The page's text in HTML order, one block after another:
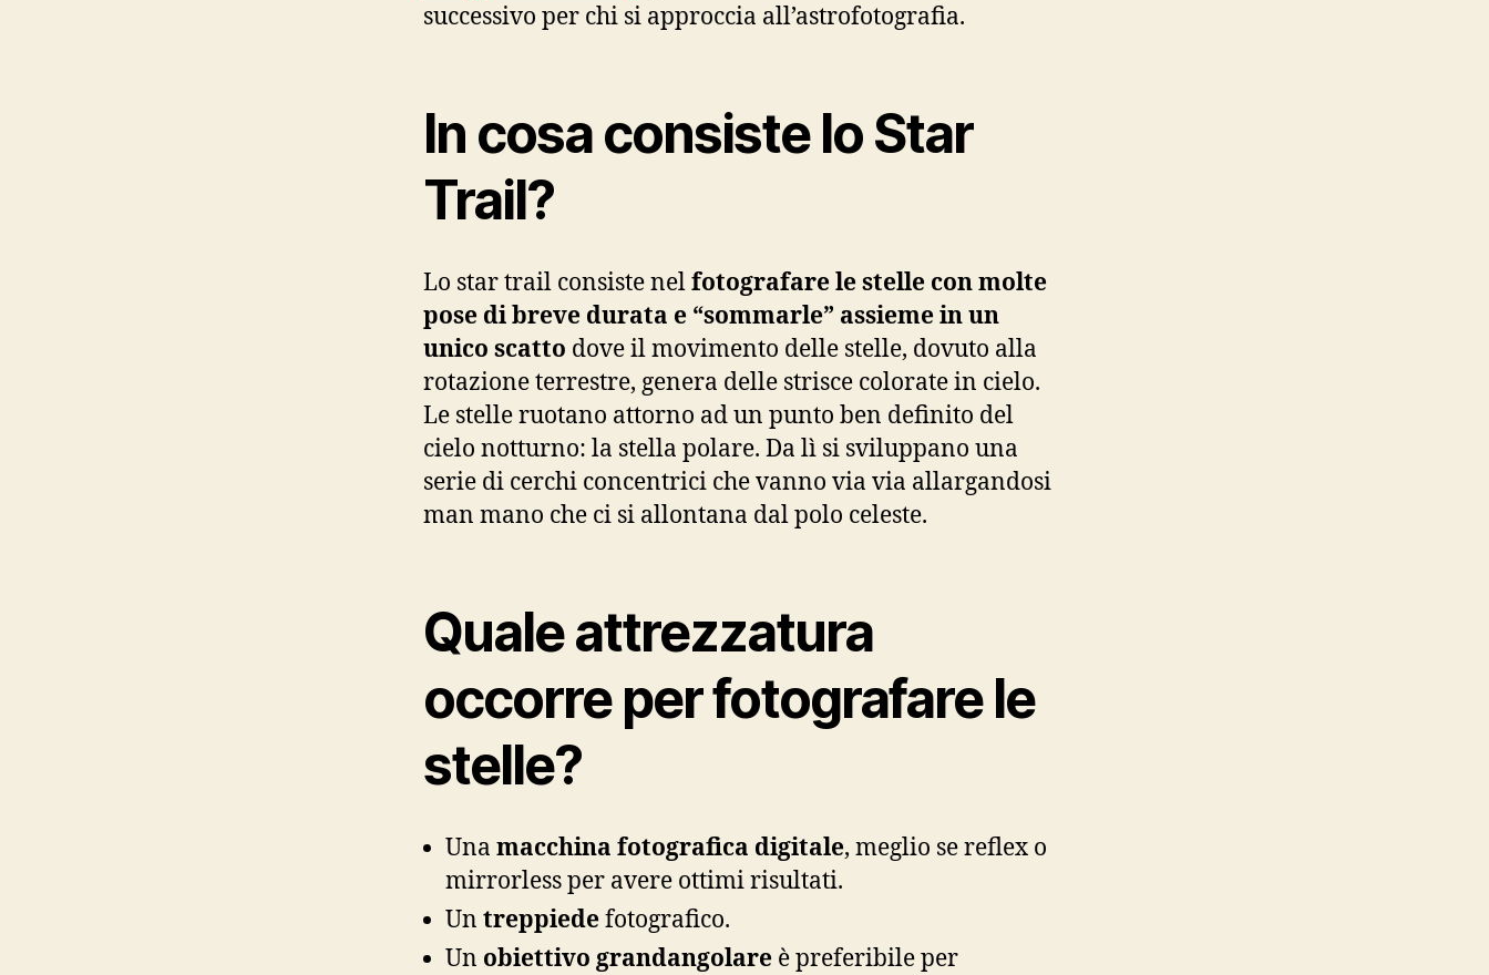
successivo per chi si approccia all’astrofotografia.
In cosa consiste lo Star
Trail?
Lo star trail consiste nelfotografare le stelle con molte
pose di breve durata e “sommarle” assieme in un
unico scatto dove il movimento delle stelle, dovuto alla
rotazione terrestre, genera delle strisce colorate in cielo.
Le stelle ruotano attorno ad un punto ben definito del
cielo notturno: la stella polare. Da lì si sviluppano una
serie di cerchi concentrici che vanno via via allargandosi
man mano che ci si allontana dal polo celeste.
Quale attrezzatura
occorre per fotografare le
stelle?
Una macchina fotografica digitale, meglio se reflex o
mirrorless per avere ottimi risultati.
Un treppiedefotografico.
Un obiettivo grandangolare è preferibile per